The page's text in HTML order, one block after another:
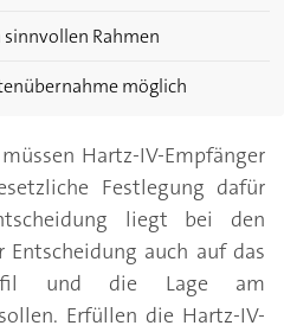
Rahmen
möglich
Hartz-IV-Empfänger
Festlegung dafür
liegt bei den
auch auf das
und die Lage am
Erfüllen die Hartz-IV-